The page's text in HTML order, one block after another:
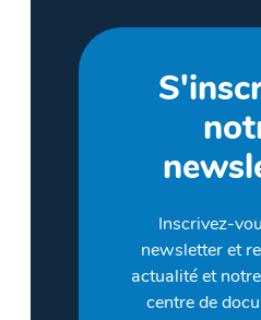
Inscrivez-
newsletter et
actualité et
centre de